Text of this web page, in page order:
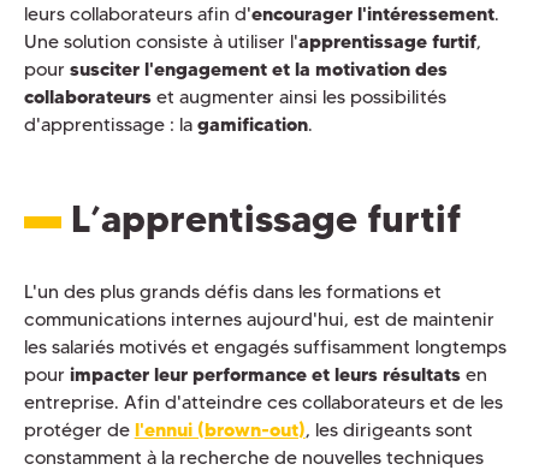
leurs collaborateurs afin d'encourager l'intéressement.
Une solution consiste à utiliser l'apprentissage furtif,
pour susciter l'engagement et la motivation des
collaborateurs et augmenter ainsi les possibilités
d'apprentissage : la gamification.
L’apprentissage furtif
L'un des plus grands défis dans les formations et
communications internes aujourd'hui, est de maintenir
les salariés motivés et engagés suffisamment longtemps
pour impacter leur performance et leurs résultats en
entreprise. Afin d'atteindre ces collaborateurs et de les
protéger de l'ennui (brown-out), les dirigeants sont
constamment à la recherche de nouvelles techniques